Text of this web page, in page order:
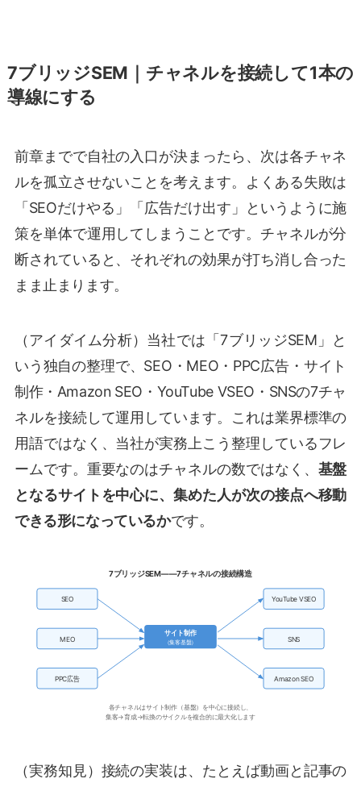
7ブリッジSEM｜チャネルを接続して1本の
導線にする
前章までで自社の入口が決まったら、次は各チャネ
ルを孤立させないことを考えます。よくある失敗は
「SEOだけやる」「広告だけ出す」というように施
策を単体で運用してしまうことです。チャネルが分
断されていると、それぞれの効果が打ち消し合った
まま止まります。
（アイダイム分析）当社では「7ブリッジSEM」と
いう独自の整理で、SEO・MEO・PPC広告・サイト
制作・Amazon SEO・YouTube VSEO・SNSの7チャ
ネルを接続して運用しています。これは業界標準の
用語ではなく、当社が実務上こう整理しているフレ
ームです。重要なのはチャネルの数ではなく、 基盤
となるサイトを中心に、集めた人が次の接点へ移動
できる形になっているかです。
7ブリッジSEM——7チャネルの接続構造
サイト制作
（集客基盤）
SEO
MEO
PPC広告
YouTube VSEO
SNS
Amazon SEO
各チャネルはサイト制作（基盤）を中心に接続し、
集客→育成→転換のサイクルを複合的に最大化します
（実務知見）接続の実装は、たとえば動画と記事の